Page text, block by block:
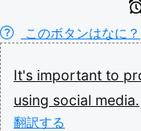
このボタンはなに？
It's important to
using social media.
翻訳する